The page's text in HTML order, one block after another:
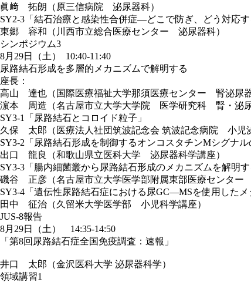
眞﨑 拓朗（原三信病院 泌尿器科）
SY2-3「結石治療と感染性合併症―どこで防ぎ、どう対応す
東郷 容和（川西市立総合医療センター 泌尿器科）
シンポジウム3
8月29日（土） 10:40-11:40
尿路結石形成を多層的メカニズムで解明する
座長：
高山 達也（国際医療福祉大学那須医療センター 腎泌尿器
濵本 周造（名古屋市立大学大学院 医学研究科 腎・泌尿
SY3-1「尿路結石とコロイド粒子」
久保 太郎（医療法人社団筑波記念会 筑波記念病院 小児
SY3-2「尿路結石形成を制御するオンコスタチンMシグナル
出口 龍良（和歌山県立医科大学 泌尿器科学講座）
SY3-3「腸内細菌叢から尿路結石形成のメカニズムを解明す
磯谷 正彦（名古屋市立大学医学部附属東部医療センター
SY3-4「遺伝性尿路結石症における尿GC―MSを使用したメ
田中 征治（久留米大学医学部 小児科学講座）
JUS-8報告
8月29日（土） 14:35-14:50
「第8回尿路結石症全国免疫調査：速報」
井口 太郎（金沢医科大学 泌尿器科学）
領域講習1